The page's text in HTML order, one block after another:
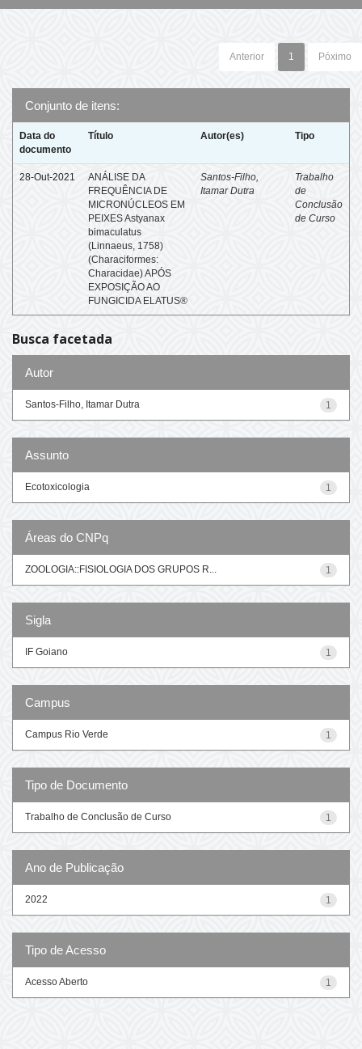
Anterior 1 Póximo
Conjunto de itens:
Data do
documento
Título Autor(es) Tipo
28-Out-2021
ANÁLISE DA
FREQUÊNCIA DE
MICRONÚCLEOS EM
PEIXES Astyanax
bimaculatus
(Linnaeus, 1758)
(Characiformes:
Characidae) APÓS
EXPOSIÇÃO AO
FUNGICIDA ELATUS®
Santos-Filho,
Itamar Dutra
Trabalho
de
Conclusão
de Curso
Busca facetada
Autor
1
Santos-Filho, Itamar Dutra
Assunto
1
Ecotoxicologia
Áreas do CNPq
1
ZOOLOGIA::FISIOLOGIA DOS GRUPOS R...
Sigla
1
IF Goiano
Campus
1
Campus Rio Verde
Tipo de Documento
1
Trabalho de Conclusão de Curso
Ano de Publicação
1
2022
Tipo de Acesso
1
Acesso Aberto